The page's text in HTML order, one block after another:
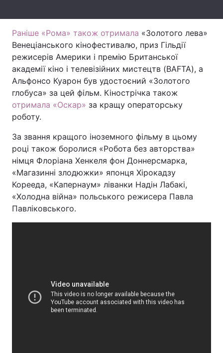
Тема оформлення
Раніше «Рома» також отримала «Золотого лева»
Венеціанського кінофестивалю, приз Гільдії
режисерів Америки і премію Британської
академії кіно і телевізійних мистецтв (BAFTA), а
Альфонсо Куарон був удостоєний «Золотого
глобуса» за цей фільм. Кінострічка також
отримала «Оскар» за кращу операторську
роботу.
За звання кращого іноземного фільму в цьому
році також боролися «Робота без авторства»
німця Флоріана Хенкеля фон Доннерсмарка,
«Магазинні злодюжки» японця Хірокадзу
Корееда, «Капернаум» ліванки Надін Лабакі,
«Холодна війна» польського режисера Павла
Павліковського.